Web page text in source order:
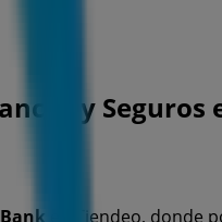
y Seguros
en Tiendeo, donde